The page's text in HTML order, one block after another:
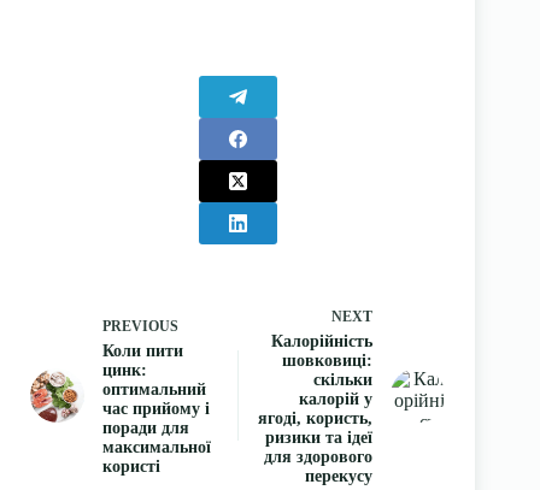
PREVIOUS
Коли пити
цинк:
оптимальний
час прийому і
поради для
максимальної
користі
NEXT
Калорійність
шовковиці:
скільки
калорій у
ягоді, користь,
ризики та ідеї
для здорового
перекусу